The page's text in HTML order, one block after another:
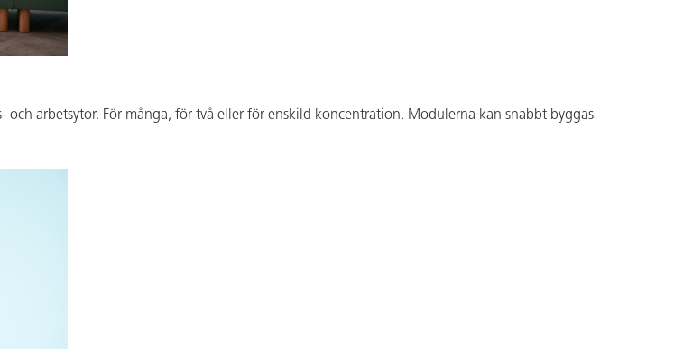
och arbetsytor. För många, för två eller för enskild koncentration. Modulerna kan snabbt byggas